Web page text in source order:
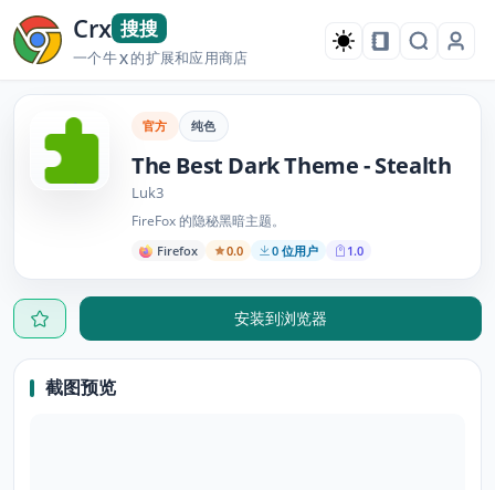
Crx 搜搜
一个牛X的扩展和应用商店
官方 纯色
The Best Dark Theme - Stealth
Luk3
FireFox 的隐秘黑暗主题。
Firefox 0.0 0 位用户 1.0
安装到浏览器
截图预览